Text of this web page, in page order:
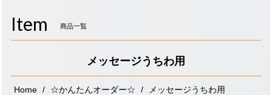
Item 商品一覧
メッセージうちわ用
Home ☆かんたんオーダー☆ メッセージうちわ用